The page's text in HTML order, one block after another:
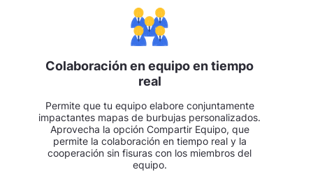
Colaboración en equipo en tiempo
real
Permite que tu equipo elabore conjuntamente
impactantes mapas de burbujas personalizados.
Aprovecha la opción Compartir Equipo, que
permite la colaboración en tiempo real y la
cooperación sin fisuras con los miembros del
equipo.